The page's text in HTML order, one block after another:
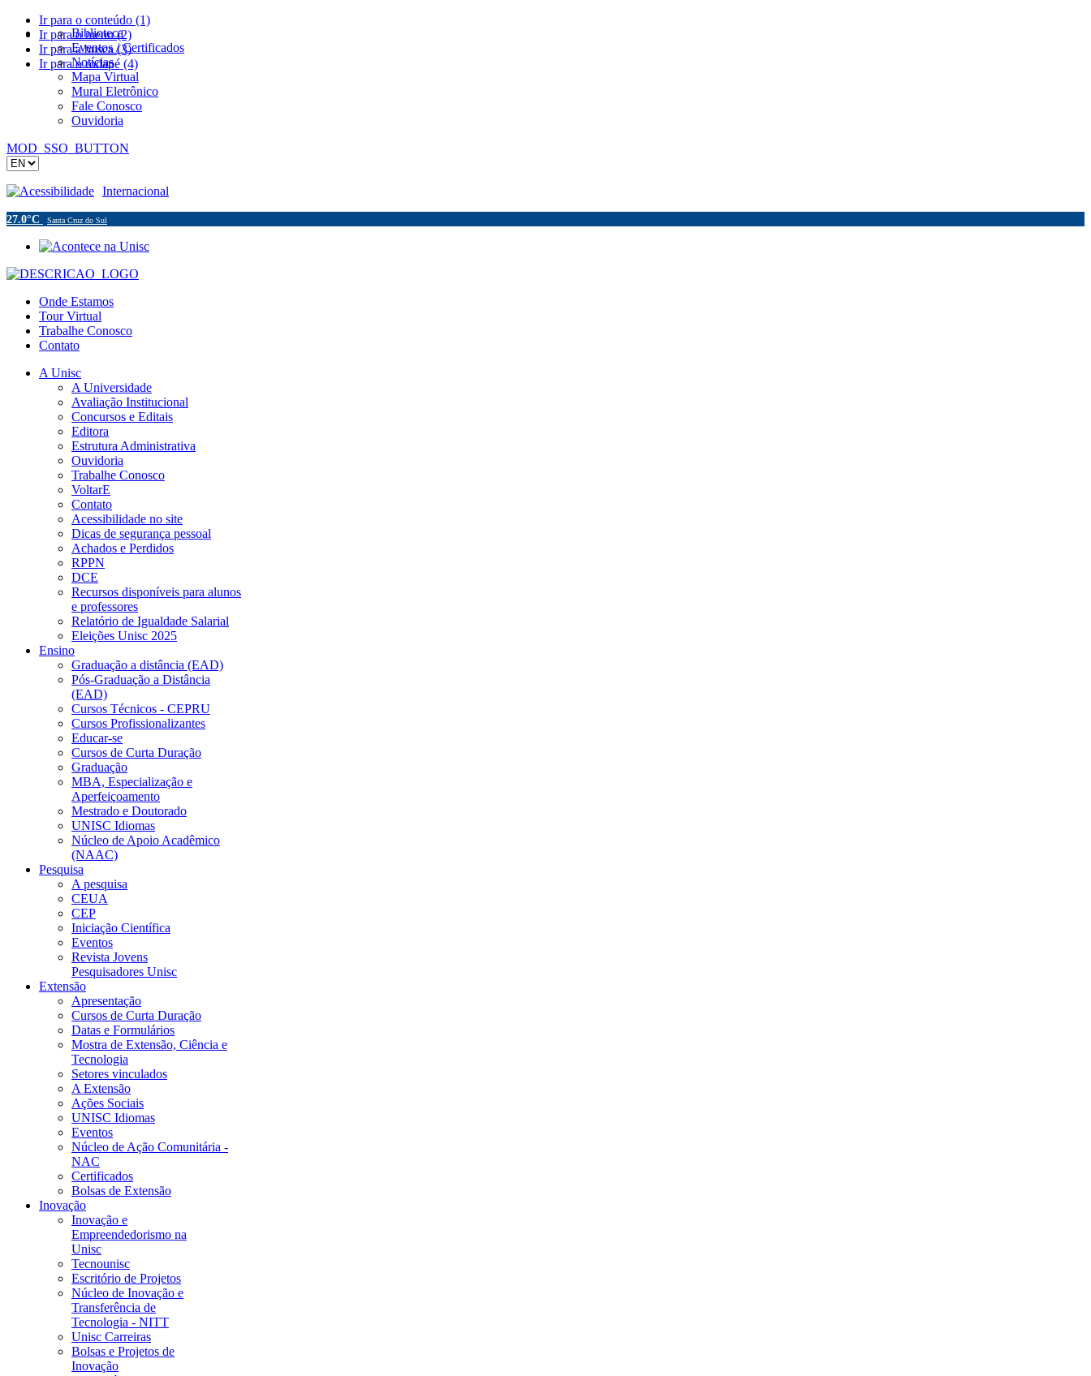
Ir para o conteúdo (1)
Ir para o menu (2)
Ir para a busca (3)
Ir para o rodapé (4)
Biblioteca
Eventos / Certificados
Notícias
Mapa Virtual
Mural Eletrônico
Fale Conosco
Ouvidoria
MOD_SSO_BUTTON
Acessibilidade Internacional
27.0°C Santa Cruz do Sul
Onde Estamos
Tour Virtual
Trabalhe Conosco
Contato
A Unisc
A Universidade
Avaliação Institucional
Concursos e Editais
Editora
Estrutura Administrativa
Ouvidoria
Trabalhe Conosco
VoltarE
Contato
Acessibilidade no site
Dicas de segurança pessoal
Achados e Perdidos
RPPN
DCE
Recursos disponíveis para alunos
e professores
Relatório de Igualdade Salarial
Eleições Unisc 2025
Ensino
Graduação a distância (EAD)
Pós-Graduação a Distância
(EAD)
Cursos Técnicos - CEPRU
Cursos Profissionalizantes
Educar-se
Cursos de Curta Duração
Graduação
MBA, Especialização e
Aperfeiçoamento
Mestrado e Doutorado
UNISC Idiomas
Núcleo de Apoio Acadêmico
(NAAC)
Pesquisa
A pesquisa
CEUA
CEP
Iniciação Científica
Eventos
Revista Jovens
Pesquisadores Unisc
Extensão
Apresentação
Cursos de Curta Duração
Datas e Formulários
Mostra de Extensão, Ciência e
Tecnologia
Setores vinculados
A Extensão
Ações Sociais
UNISC Idiomas
Eventos
Núcleo de Ação Comunitária -
NAC
Certificados
Bolsas de Extensão
Inovação
Inovação e
Empreendedorismo na
Unisc
Tecnounisc
Escritório de Projetos
Núcleo de Inovação e
Transferência de
Tecnologia - NITT
Unisc Carreiras
Bolsas e Projetos de
Inovação